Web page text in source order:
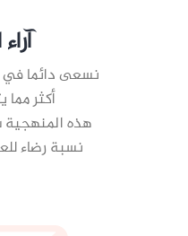
نسعى دائما في
أكثر مما
هذه
نسبة رضاء